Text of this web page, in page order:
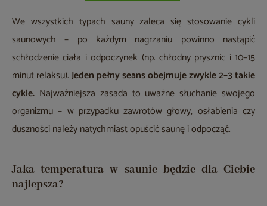
We wszystkich typach sauny zaleca się stosowanie cykli
saunowych – po każdym nagrzaniu powinno nastąpić
schłodzenie ciała i odpoczynek (np. chłodny prysznic i 10–15
minut relaksu).Jeden pełny seans obejmuje zwykle 2–3 takie
cykle. Najważniejsza zasada to uważne słuchanie swojego
organizmu – w przypadku zawrotów głowy, osłabienia czy
duszności należy natychmiast opuścić saunę i odpocząć.
Jaka temperatura w saunie będzie dla Ciebie
najlepsza?